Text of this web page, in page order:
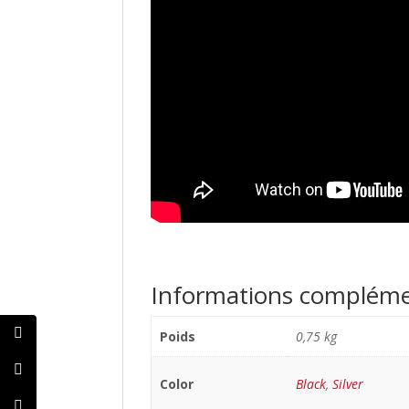
Informations
Poids 0,75 kg
Color Black, Silver